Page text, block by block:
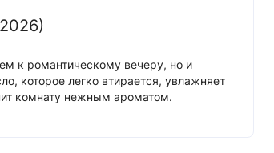
к романтическому вечеру, но и
которое легко втирается, увлажняет
комнату нежным ароматом.